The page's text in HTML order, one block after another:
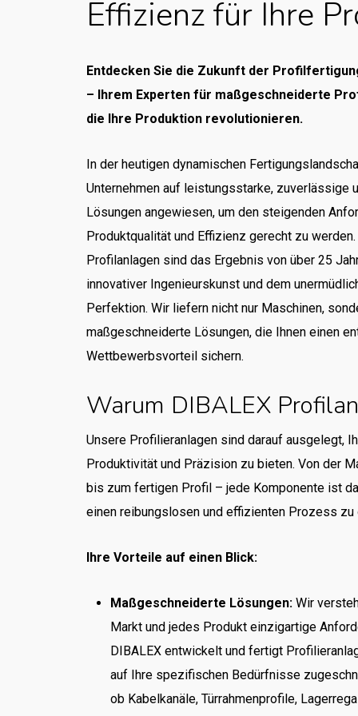
Effizienz für Ihre
Entdecken Sie die Zukunft der
– Ihrem Experten für maßgeschneiderte
die Ihre Produktion revolutionieren.
In der heutigen dynamischen
Unternehmen auf leistungsstarke, zuverlässige
Lösungen angewiesen, um den steigenden
Produktqualität und Effizienz gerecht zu werden.
Profilanlagen sind das Ergebnis von über 25
innovativer Ingenieurskunst und dem
Perfektion. Wir liefern nicht nur Maschinen,
maßgeschneiderte Lösungen, die Ihnen einen
Wettbewerbsvorteil sichern.
Warum DIBALEX
Unsere Profilieranlagen sind darauf ausgelegt,
Produktivität und Präzision zu bieten. Von der
bis zum fertigen Profil – jede Komponente ist
einen reibungslosen und effizienten Prozess zu
Ihre Vorteile auf einen Blick:
Maßgeschneiderte Lösungen:Wir
Markt und jedes Produkt einzigartige
DIBALEX entwickelt und fertigt
auf Ihre spezifischen Bedürfnisse
ob Kabelkanäle, Türrahmenprofile,